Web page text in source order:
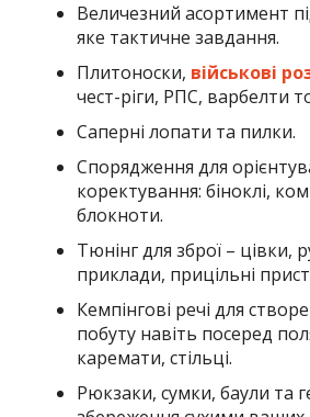
Величезний асортимент
яке тактичне завдання.
Плитоноски, військові
чест-ріги, РПС, варбелти
Саперні лопати та пилки.
Спорядження для
коректування: біноклі,
блокноти.
Тюнінг для зброї – цівки,
приклади, прицільні
Кемпінгові речі для
побуту навіть посеред
каремати, стільці.
Рюкзаки, сумки, баули та